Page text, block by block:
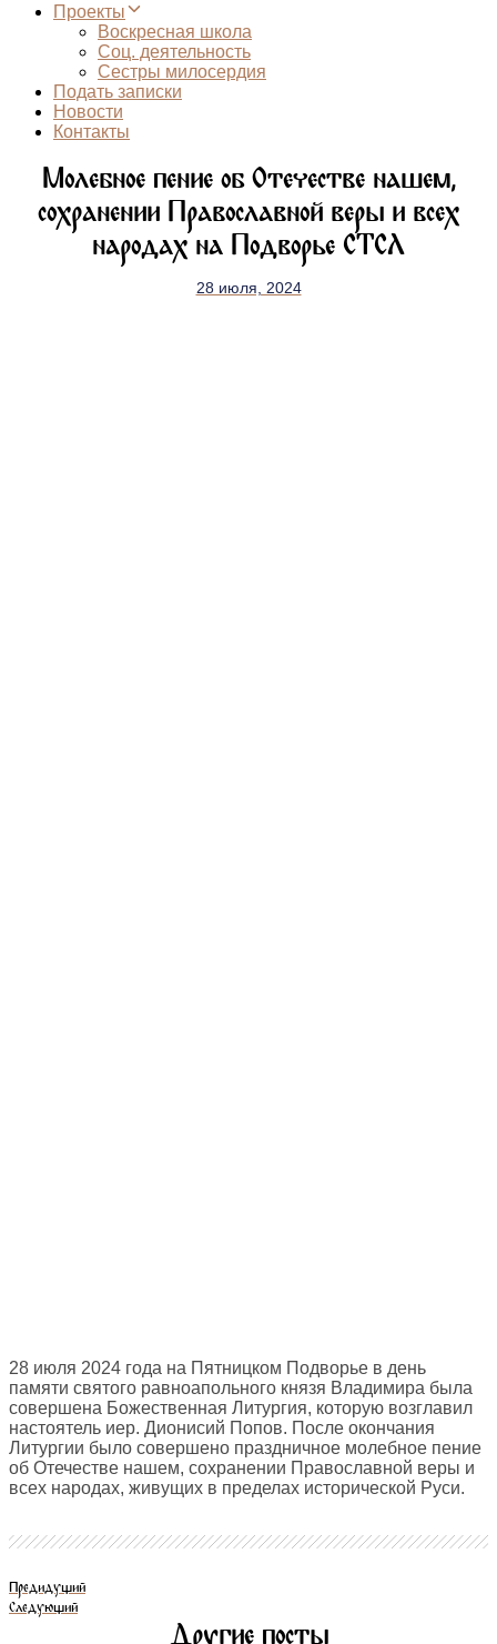
Проекты
Воскресная школа
Соц. деятельность
Сестры милосердия
Подать записки
Новости
Контакты
Молебное пение об Отечестве нашем,
сохранении Православной веры и всех
народах на Подворье СТСЛ
28 июля, 2024
28 июля 2024 года на Пятницком Подворье в день
памяти святого равноапольного князя Владимира была
совершена Божественная Литургия, которую возглавил
настоятель иер. Дионисий Попов. После окончания
Литургии было совершено праздничное молебное пение
об Отечестве нашем, сохранении Православной веры и
всех народах, живущих в пределах исторической Руси.
Предидущий
Следующий
Другие посты